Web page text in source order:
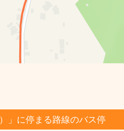
」に停まる路線のバス停